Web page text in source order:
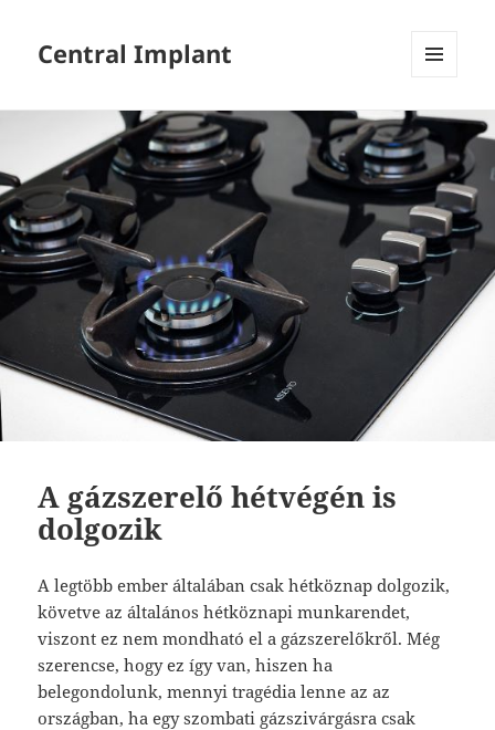
Central Implant
WIDGETEK
A gázszerelő hétvégén is
dolgozik
A legtöbb ember általában csak hétköznap dolgozik,
követve az általános hétköznapi munkarendet,
viszont ez nem mondható el a gázszerelőkről. Még
szerencse, hogy ez így van, hiszen ha
belegondolunk, mennyi tragédia lenne az az
országban, ha egy szombati gázszivárgásra csak